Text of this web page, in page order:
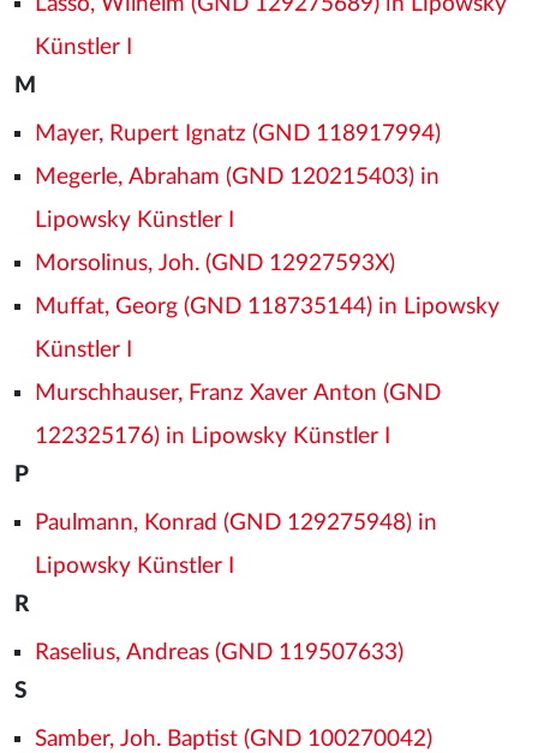
Lasso, Wilhelm (GND 129275689) in Lipowsky
Künstler I
M
Mayer, Rupert Ignatz (GND 118917994)
Megerle, Abraham (GND 120215403) in
Lipowsky Künstler I
Morsolinus, Joh. (GND 12927593X)
Muffat, Georg (GND 118735144) in Lipowsky
Künstler I
Murschhauser, Franz Xaver Anton (GND
122325176) in Lipowsky Künstler I
P
Paulmann, Konrad (GND 129275948) in
Lipowsky Künstler I
R
Raselius, Andreas (GND 119507633)
S
Samber, Joh. Baptist (GND 100270042)